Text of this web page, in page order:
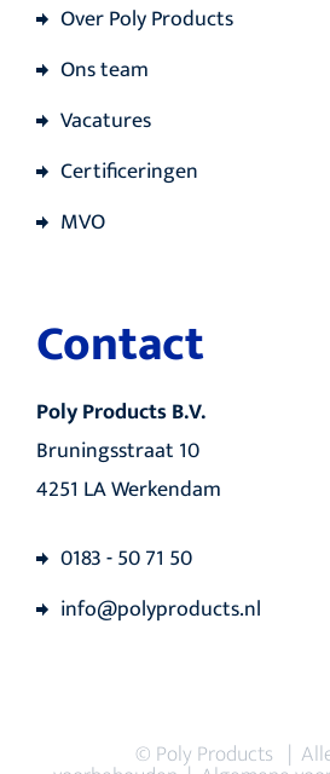
Over Poly Products
Ons team
Vacatures
Certificeringen
MVO
Contact
Poly Products B.V.
Bruningsstraat 10
4251 LA Werkendam
0183 - 50 71 50
info@polyproducts.nl
© Poly Products |